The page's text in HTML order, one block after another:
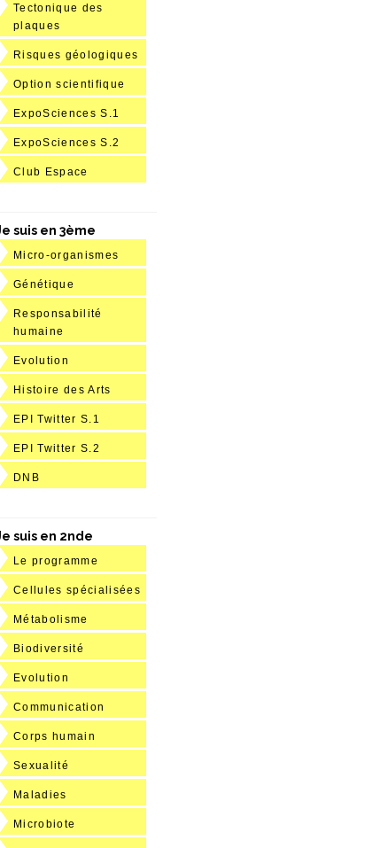
Tectonique des
plaques
Risques géologiques
Option scientifique
ExpoSciences S.1
ExpoSciences S.2
Club Espace
suis en 3ème
Micro-organismes
Génétique
Responsabilité
humaine
Evolution
Histoire des Arts
EPI Twitter S.1
EPI Twitter S.2
DNB
suis en 2nde
Le programme
Cellules spécialisées
Métabolisme
Biodiversité
Evolution
Communication
Corps humain
Sexualité
Maladies
Microbiote